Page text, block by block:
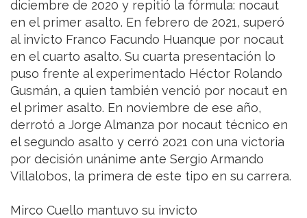
diciembre de 2020 y repitió la fórmula: nocaut
en el primer asalto. En febrero de 2021, superó
al invicto Franco Facundo Huanque por nocaut
en el cuarto asalto. Su cuarta presentación lo
puso frente al experimentado Héctor Rolando
Gusmán, a quien también venció por nocaut en
el primer asalto. En noviembre de ese año,
derrotó a Jorge Almanza por nocaut técnico en
el segundo asalto y cerró 2021 con una victoria
por decisión unánime ante Sergio Armando
Villalobos, la primera de este tipo en su carrera.
Mirco Cuello mantuvo su invicto